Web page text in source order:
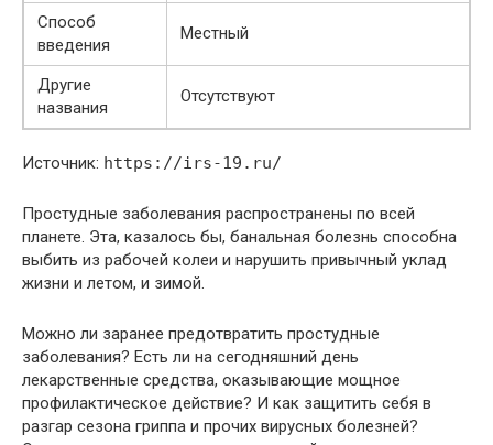
Способ
введения
Местный
Другие
названия
Отсутствуют
Источник: https://irs-19.ru/
Простудные заболевания распространены по всей
планете. Эта, казалось бы, банальная болезнь способна
выбить из рабочей колеи и нарушить привычный уклад
жизни и летом, и зимой.
Можно ли заранее предотвратить простудные
заболевания? Есть ли на сегодняшний день
лекарственные средства, оказывающие мощное
профилактическое действие? И как защитить себя в
разгар сезона гриппа и прочих вирусных болезней?